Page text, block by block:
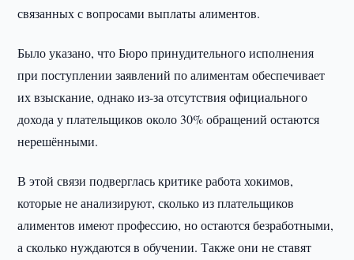
связанных с вопросами выплаты алиментов.
Было указано, что Бюро принудительного исполнения
при поступлении заявлений по алиментам обеспечивает
их взыскание, однако из-за отсутствия официального
дохода у плательщиков около 30% обращений остаются
нерешёнными.
В этой связи подверглась критике работа хокимов,
которые не анализируют, сколько из плательщиков
алиментов имеют профессию, но остаются безработными,
а сколько нуждаются в обучении. Также они не ставят